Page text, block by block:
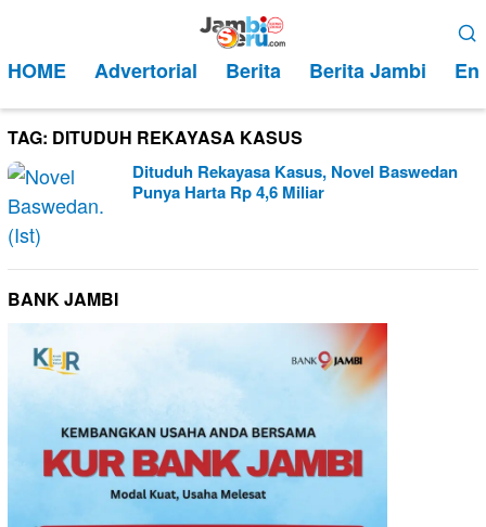
kontenMobile
HOME Advertorial Berita Berita Jambi
TAG: DITUDUH REKAYASA KASUS
Dituduh Rekayasa Kasus, Novel Baswedan
Punya Harta Rp 4,6 Miliar
BANK JAMBI